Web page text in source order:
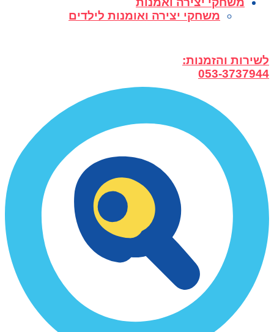
משחקי יצירה ואומנות לילדים
לשירות והזמנות:
053-3737944